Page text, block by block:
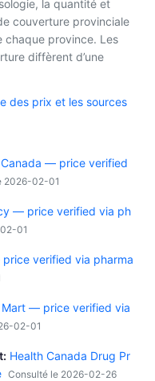
la quantité et
couverture provinciale
chaque province. Les
diffèrent d’une
des prix et les sources
— price verified
2026-02-01
— price verified via ph
01
verified via pharma
Mart — price verified via
02-01
Health Canada Drug Pr
Consulté le 2026-02-26